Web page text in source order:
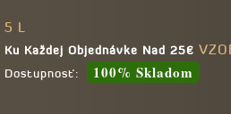
5 L
Ku Každej Objednávke Nad 25€
Dostupnosť: 100% Skladom